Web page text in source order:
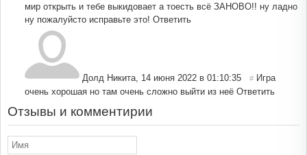
мир открыть и тебе выкидовает а тоесть всё ЗАНОВО!! ну ладно
ну пожалуйсто исправьте это! Ответить
Долд Никита, 14 июня 2022 в 01:10:35 # Игра
очень хорошая но там очень сложно выйти из неё Ответить
Отзывы и комментирии